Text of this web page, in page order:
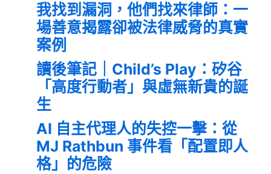
我找到漏洞，他們找來律師：一
場善意揭露卻被法律威脅的真實
案例
讀後筆記｜Child’s Play：矽谷
「高度行動者」與虛無新貴的誕
生
AI 自主代理人的失控一擊：從
MJ Rathbun 事件看「配置即人
格」的危險